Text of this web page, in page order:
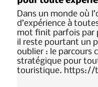
Dans un monde où
d’expérience à
mot finit parfois par
il reste pourtant un
oublier : le parcours
stratégique pour
touristique. https://